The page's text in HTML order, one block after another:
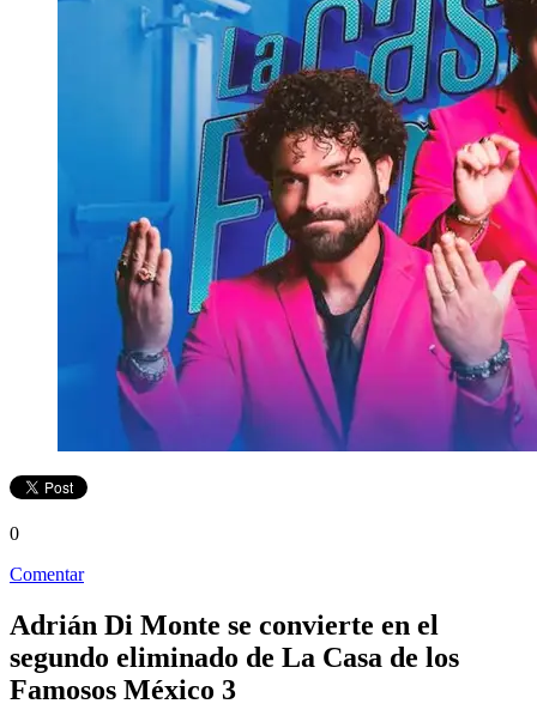
0
Comentar
Adrián Di Monte se convierte en el
segundo eliminado de La Casa de los
Famosos México 3